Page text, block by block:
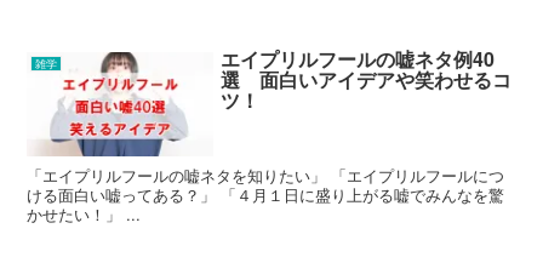
雑学 エイプリルフールの嘘ネタ例40
選 面白いアイデアや笑わせるコ
ツ！
「エイプリルフールの嘘ネタを知りたい」 「エイプリルフールにつ
ける面白い嘘ってある？」 「４月１日に盛り上がる嘘でみんなを驚
かせたい！」 ...